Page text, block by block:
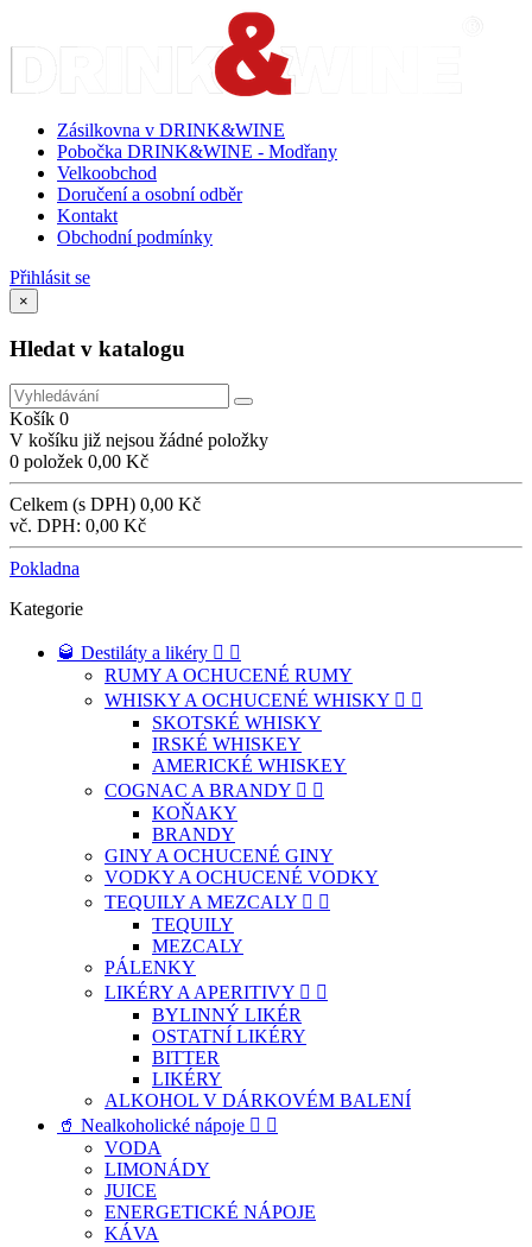
Zásilkovna v DRINK&WINE
Pobočka DRINK&WINE - Modřany
Velkoobchod
Doručení a osobní odběr
Kontakt
Obchodní podmínky
Přihlásit se
×
Hledat v katalogu
Košík 0
V košíku již nejsou žádné položky
0 položek 0,00 Kč
Celkem (s DPH) 0,00 Kč
vč. DPH: 0,00 Kč
Pokladna
Kategorie
🥃 Destiláty a likéry  
RUMY A OCHUCENÉ RUMY
WHISKY A OCHUCENÉ WHISKY  
SKOTSKÉ WHISKY
IRSKÉ WHISKEY
AMERICKÉ WHISKEY
COGNAC A BRANDY  
KOŇAKY
BRANDY
GINY A OCHUCENÉ GINY
VODKY A OCHUCENÉ VODKY
TEQUILY A MEZCALY  
TEQUILY
MEZCALY
PÁLENKY
LIKÉRY A APERITIVY  
BYLINNÝ LIKÉR
OSTATNÍ LIKÉRY
BITTER
LIKÉRY
ALKOHOL V DÁRKOVÉM BALENÍ
🥤 Nealkoholické nápoje  
VODA
LIMONÁDY
JUICE
ENERGETICKÉ NÁPOJE
KÁVA